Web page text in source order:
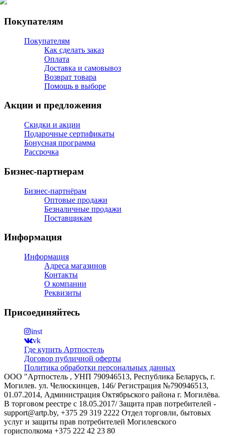
Покупателям
Покупателям
Как сделать заказ
Оплата
Доставка и самовывоз
Возврат товара
Помощь в выборе
Акции и предложения
Скидки и акции
Подарочные сертификаты
Бонусная программа
Рассрочка
Бизнес-партнерам
Бизнес-партнёрам
Оптовые продажи
Безналичные продажи
Поставщикам
Информация
Информация
Адреса магазинов
Контакты
О компании
Реквизиты
Присоединяйтесь
inst
vk
Где купить Артпостель
Договор публичной оферты
Политика обработки персональных данных
ООО "Артпостель , УНП 790946513, Республика Беларусь, г.
Могилев. ул. Челюскинцев, 146/ Регистрация №790946513,
01.07.2014, Администрация Октябрьского района г. Могилёва.
В торговом реестре с 18.05.2017/ Защита прав потребителей -
support@artp.by, +375 29 319 2222 Отдел торговли, бытовых
услуг и защиты прав потребителей Могилевского
горисполкома +375 222 42 23 80